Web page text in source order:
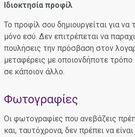
Ιδιοκτησία προφίλ
Το προφίλ σου δημιουργείται για να
μόνο εσύ. Δεν επιτρέπεται να
πουλήσεις την πρόσβαση στον
μεταφέρεις με οποιονδήποτε
σε κάποιον άλλο.
Φωτογραφίες
Οι φωτογραφίες που ανεβάζεις
και, ταυτόχρονα, δεν πρέπει να